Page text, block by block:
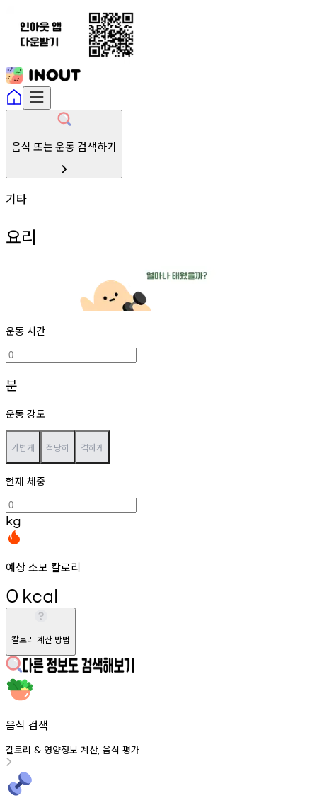
음식 또는 운동 검색하기
기타
요리
운동 시간
분
운동 강도
가볍게 적당히 격하게
현재 체중
kg
예상 소모 칼로리
0 kcal
칼로리 계산 방법
음식 검색
칼로리 & 영양정보 계산, 음식 평가